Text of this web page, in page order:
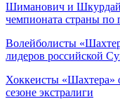
Шиманович и Шкурдай
чемпионата страны по
Волейболисты
лидеров российской
Хоккеисты «Шахтера»
сезоне экстралиги